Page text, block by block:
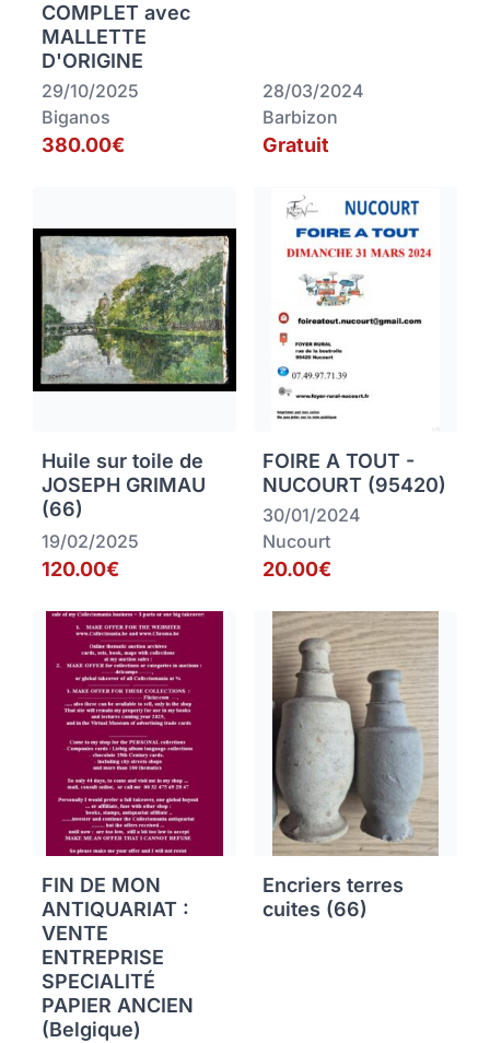
COMPLET avec
MALLETTE
D'ORIGINE
29/10/2025
Biganos
380.00€
28/03/2024
Barbizon
Gratuit
Huile sur toile de
JOSEPH GRIMAU
(66)
19/02/2025
120.00€
FOIRE A TOUT -
NUCOURT (95420)
30/01/2024
Nucourt
20.00€
FIN DE MON
ANTIQUARIAT :
VENTE
ENTREPRISE
SPECIALITÉ
PAPIER ANCIEN
(Belgique)
Encriers terres
cuites (66)